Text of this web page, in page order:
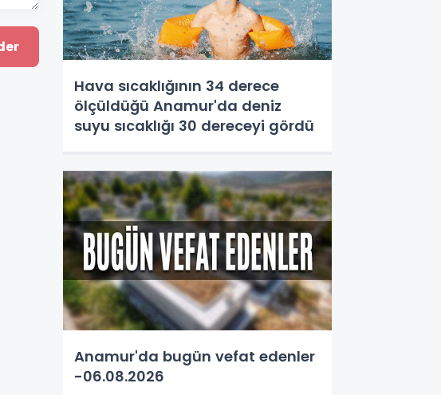
Hava sıcaklığının 34 derece
ölçüldüğü Anamur'da deniz
suyu sıcaklığı 30 dereceyi gördü
Anamur'da bugün vefat edenler
-06.08.2026